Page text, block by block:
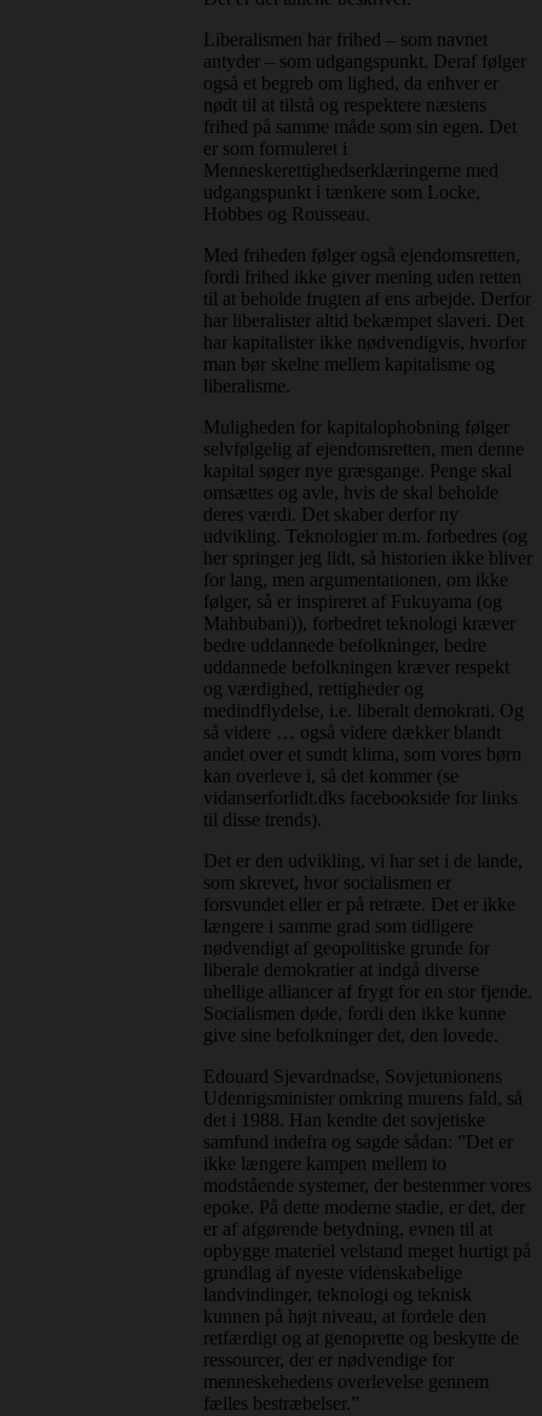
Liberalismen har frihed – som navnet
antyder – som udgangspunkt. Deraf følger
også et begreb om lighed, da enhver er
nødt til at tilstå og respektere næstens
frihed på samme måde som sin egen. Det
er som formuleret i
Menneskerettighedserklæringerne med
udgangspunkt i tænkere som Locke,
Hobbes og Rousseau.
Med friheden følger også ejendomsretten,
fordi frihed ikke giver mening uden retten
til at beholde frugten af ens arbejde. Derfor
har liberalister altid bekæmpet slaveri. Det
har kapitalister ikke nødvendigvis, hvorfor
man bør skelne mellem kapitalisme og
liberalisme.
Muligheden for kapitalophobning følger
selvfølgelig af ejendomsretten, men denne
kapital søger nye græsgange. Penge skal
omsættes og avle, hvis de skal beholde
deres værdi. Det skaber derfor ny
udvikling. Teknologier m.m. forbedres (og
her springer jeg lidt, så historien ikke bliver
for lang, men argumentationen, om ikke
følger, så er inspireret af Fukuyama (og
Mahbubani)), forbedret teknologi kræver
bedre uddannede befolkninger, bedre
uddannede befolkningen kræver respekt
og værdighed, rettigheder og
medindflydelse, i.e. liberalt demokrati. Og
så videre … også videre dækker blandt
andet over et sundt klima, som vores børn
kan overleve i, så det kommer (se
vidanserforlidt.dks facebookside for links
til disse trends).
Det er den udvikling, vi har set i de lande,
som skrevet, hvor socialismen er
forsvundet eller er på retræte. Det er ikke
længere i samme grad som tidligere
nødvendigt af geopolitiske grunde for
liberale demokratier at indgå diverse
uhellige alliancer af frygt for en stor fjende.
Socialismen døde, fordi den ikke kunne
give sine befolkninger det, den lovede.
Edouard Sjevardnadse, Sovjetunionens
Udenrigsminister omkring murens fald, så
det i 1988. Han kendte det sovjetiske
samfund indefra og sagde sådan: ”Det er
ikke længere kampen mellem to
modstående systemer, der bestemmer vores
epoke. På dette moderne stadie, er det, der
er af afgørende betydning, evnen til at
opbygge materiel velstand meget hurtigt på
grundlag af nyeste videnskabelige
landvindinger, teknologi og teknisk
kunnen på højt niveau, at fordele den
retfærdigt og at genoprette og beskytte de
ressourcer, der er nødvendige for
menneskehedens overlevelse gennem
fælles bestræbelser.”